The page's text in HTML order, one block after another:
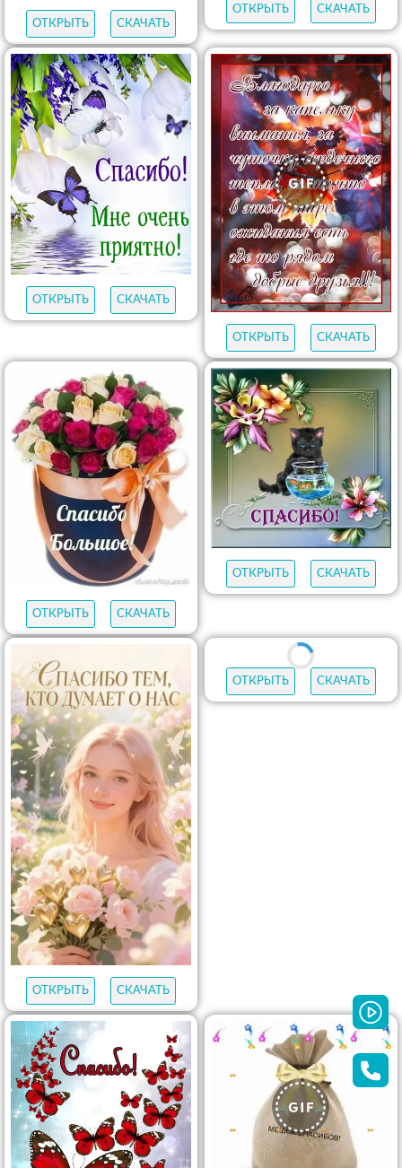
ОТКРЫТЬ СКАЧАТЬ
ОТКРЫТЬ СКАЧАТЬ
ОТКРЫТЬ СКАЧАТЬ
ОТКРЫТЬ СКАЧАТЬ
ОТКРЫТЬ СКАЧАТЬ
ОТКРЫТЬ СКАЧАТЬ
ОТКРЫТЬ СКАЧАТЬ